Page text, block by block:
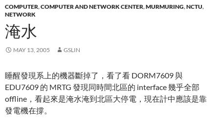
COMPUTER,COMPUTER AND NETWORK CENTER,MURMURING,NCTU,
NETWORK
淹水
MAY 13, 2005 GSLIN
睡醒發現系上的機器斷掉了，看了看 DORM7609 與
EDU7609 的 MRTG 發現同時間北區的 interface 幾乎全部
offline，看起來是淹水淹到北區大停電，現在計中應該是靠
發電機在撐。